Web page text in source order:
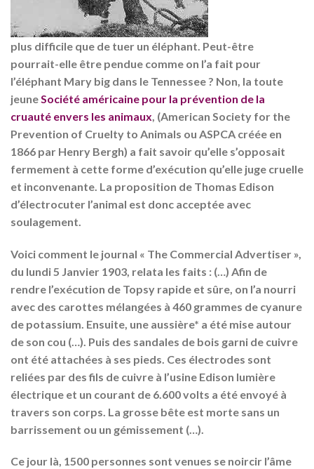
plus difficile que de tuer un éléphant. Peut-être
pourrait-elle être pendue comme on l’a fait pour
l’éléphant Mary big dans le Tennessee ? Non, la toute
jeune Société américaine pour la prévention de la
cruauté envers les animaux , (American Society for the
Prevention of Cruelty to Animals ou ASPCA créée en
1866 par Henry Bergh) a fait savoir qu’elle s’opposait
fermement à cette forme d’exécution qu’elle juge cruelle
et inconvenante. La proposition de Thomas Edison
d’électrocuter l’animal est donc acceptée avec
soulagement.
Voici comment le journal « The Commercial Advertiser »,
du lundi 5 Janvier 1903, relata les faits : (…) Afin de
rendre l’exécution de Topsy rapide et sûre, on l’a nourri
avec des carottes mélangées à 460 grammes de cyanure
de potassium. Ensuite, une aussière* a été mise autour
de son cou (…). Puis des sandales de bois garni de cuivre
ont été attachées à ses pieds. Ces électrodes sont
reliées par des fils de cuivre à l’usine Edison lumière
électrique et un courant de 6.600 volts a été envoyé à
travers son corps. La grosse bête est morte sans un
barrissement ou un gémissement (…).
Ce jour là, 1500 personnes sont venues se noircir l’âme